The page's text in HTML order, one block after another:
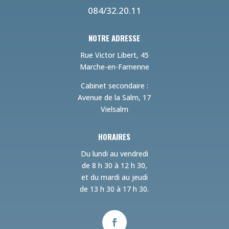
084/32.20.11
NOTRE ADRESSE
Rue Victor Libert, 45
Marche-en-Famenne
Cabinet secondaire :
Avenue de la Salm, 17
Vielsalm
HORAIRES
Du lundi au vendredi
de 8 h 30 à 12 h 30,
et du mardi au jeudi
de 13 h 30 à 17 h 30.